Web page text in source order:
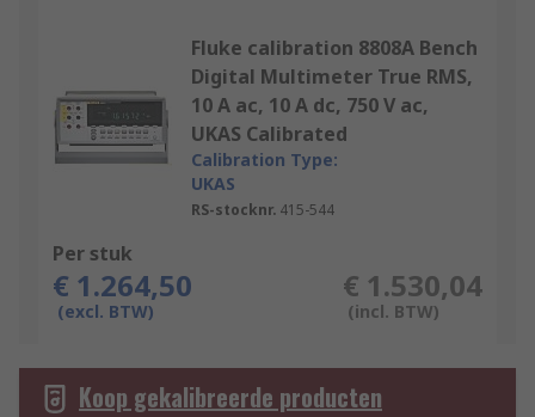
Fluke calibration 8808A Bench
Digital Multimeter True RMS,
10 A ac, 10 A dc, 750 V ac,
UKAS Calibrated
Calibration Type:
UKAS
RS-stocknr. 415-544
Per stuk
€ 1.264,50
(excl. BTW)
€ 1.530,04
(incl. BTW)
Koop gekalibreerde producten